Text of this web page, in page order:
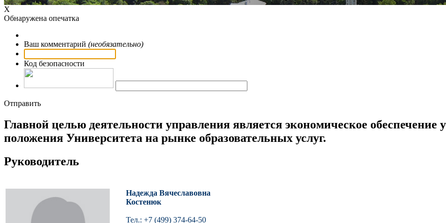
Х
Обнаружена опечатка
Ваш комментарий (необязательно)
Код безопасности
Отправить
Главной целью деятельности управления является экономическое обеспечение
положения Университета на рынке образовательных услуг.
Руководитель
Надежда Вячеславовна
Костенюк
Тел.: +7 (499) 374-64-50